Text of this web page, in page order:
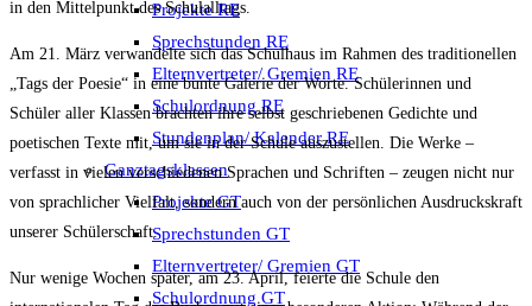
Projekte RE
Sprechstunden RE
Elternvertreter/ Gremien RE
Schulordnung RE
Stundenplan/ Kalender RE
Ganztagsklassen
Projekte GT
Sprechstunden GT
Elternvertreter/ Gremien GT
Schulordnung GT
in den Mittelpunkt des Schulalltags.
Am 21. März verwandelte sich das Schulhaus im Rahmen des traditionellen
„Tags der Poesie“ in eine bunte Galerie der Worte. Schülerinnen und
Schüler aller Klassen brachten ihre selbst geschriebenen Gedichte und
poetischen Texte mit, um sie in der Schule auszustellen. Die Werke –
verfasst in vielen verschiedenen Sprachen und Schriften – zeugen nicht nur
von sprachlicher Vielfalt, sondern auch von der persönlichen Ausdruckskraft
unserer Schülerschaft.
Nur wenige Wochen später, am 23. April, feierte die Schule den